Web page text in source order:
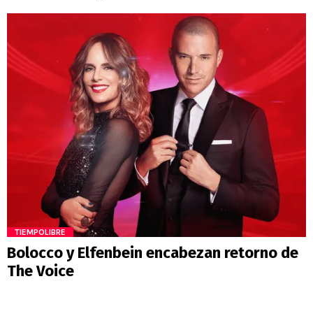
TIEMPOLIBRE
Bolocco y Elfenbein encabezan retorno de
The Voice